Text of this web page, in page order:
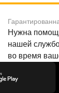
Нужна
нашей
во время